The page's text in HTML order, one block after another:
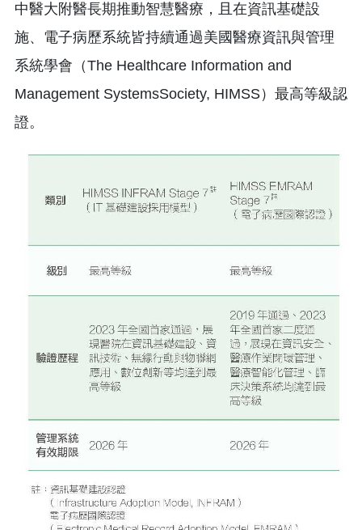
中醫大附醫長期推動智慧醫療，且在資訊基礎設
施、電子病歷系統皆持續通過美國醫療資訊與管理
系統學會（The Healthcare Information and
Management SystemsSociety, HIMSS）最高等級認
證。